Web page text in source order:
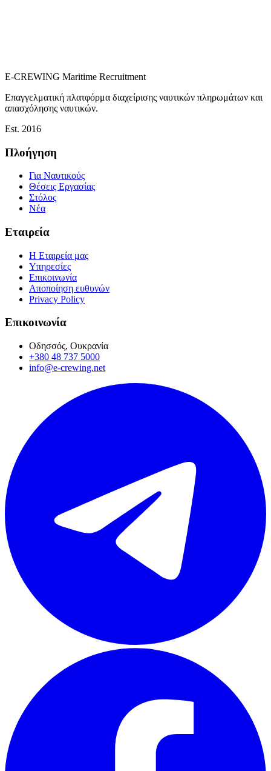
E-CREWING Maritime Recruitment
Επαγγελματική πλατφόρμα διαχείρισης ναυτικών πληρωμάτων και
απασχόλησης ναυτικών.
Est. 2016
Πλοήγηση
Για Ναυτικούς
Θέσεις Εργασίας
Στόλος
Νέα
Εταιρεία
Η Εταιρεία μας
Υπηρεσίες
Επικοινωνία
Αποποίηση ευθυνών
Privacy Policy
Επικοινωνία
Οδησσός, Ουκρανία
+380 48 737 5000
info@e-crewing.net